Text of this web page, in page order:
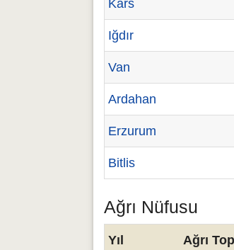
Kars
Iğdır
Van
Ardahan
Erzurum
Bitlis
Ağrı Nüfusu
Yıl Ağrı